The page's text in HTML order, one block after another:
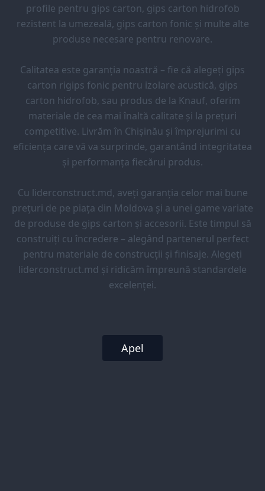
profile pentru gips carton, gips carton hidrofob
rezistent la umezeală, gips carton fonic și multe alte
produse necesare pentru renovare.
Calitatea este garanția noastră – fie că alegeți gips
carton rigips fonic pentru izolare acustică, gips
carton hidrofob, sau produs de la Knauf, oferim
materiale de cea mai înaltă calitate și la prețuri
competitive. Livrăm în Chișinău și împrejurimi cu
eficiența care vă va surprinde, garantând integritatea
și performanța fiecărui produs.
Cu liderconstruct.md, aveți garanția celor mai bune
prețuri de pe piața din Moldova și a unei game variate
de produse de gips carton și accesorii. Este timpul să
construiți cu încredere – alegând partenerul perfect
pentru materiale de construcții și finisaje. Alegeți
liderconstruct.md și ridicăm împreună standardele
excelenței.
Apel